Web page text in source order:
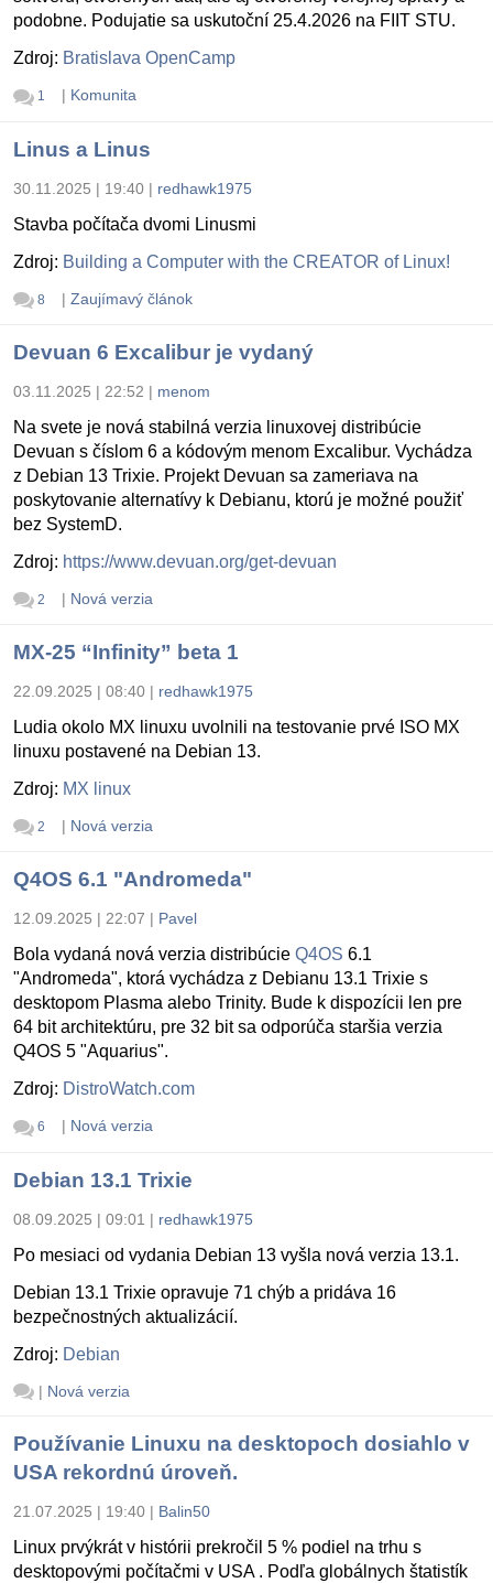
podobne. Podujatie sa uskutoční 25.4.2026 na FIIT STU.
Zdroj: Bratislava OpenCamp
1 | Komunita
Linus a Linus
30.11.2025 | 19:40 | redhawk1975
Stavba počítača dvomi Linusmi
Zdroj: Building a Computer with the CREATOR of Linux!
8 | Zaujímavý článok
Devuan 6 Excalibur je vydaný
03.11.2025 | 22:52 | menom
Na svete je nová stabilná verzia linuxovej distribúcie
Devuan s číslom 6 a kódovým menom Excalibur. Vychádza
z Debian 13 Trixie. Projekt Devuan sa zameriava na
poskytovanie alternatívy k Debianu, ktorú je možné použiť
bez SystemD.
Zdroj: https://www.devuan.org/get-devuan
2 | Nová verzia
MX-25 “Infinity” beta 1
22.09.2025 | 08:40 | redhawk1975
Ludia okolo MX linuxu uvolnili na testovanie prvé ISO MX
linuxu postavené na Debian 13.
Zdroj: MX linux
2 | Nová verzia
Q4OS 6.1 "Andromeda"
12.09.2025 | 22:07 | Pavel
Bola vydaná nová verzia distribúcie Q4OS 6.1
"Andromeda", ktorá vychádza z Debianu 13.1 Trixie s
desktopom Plasma alebo Trinity. Bude k dispozícii len pre
64 bit architektúru, pre 32 bit sa odporúča staršia verzia
Q4OS 5 "Aquarius".
Zdroj: DistroWatch.com
6 | Nová verzia
Debian 13.1 Trixie
08.09.2025 | 09:01 | redhawk1975
Po mesiaci od vydania Debian 13 vyšla nová verzia 13.1.
Debian 13.1 Trixie opravuje 71 chýb a pridáva 16
bezpečnostných aktualizácií.
Zdroj: Debian
| Nová verzia
Používanie Linuxu na desktopoch dosiahlo v
USA rekordnú úroveň.
21.07.2025 | 19:40 | Balin50
Linux prvýkrát v histórii prekročil 5 % podiel na trhu s
desktopovými počítačmi v USA . Podľa globálnych štatistík